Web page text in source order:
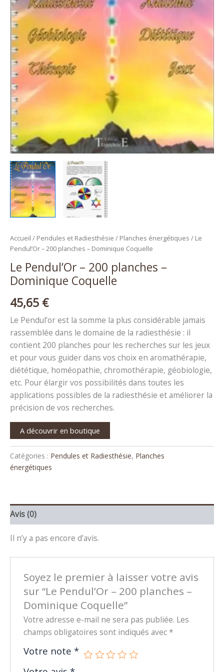
Accueil / Pendules et Radiesthésie / Planches énergétiques / Le
Pendul’Or – 200 planches – Dominique Coquelle
Le Pendul’Or – 200 planches –
Dominique Coquelle
45,65 €
Le Pendul’or est la somme la plus considérable jamais
rassemblée dans le domaine de la radiesthésie : il
contient 200 planches pour les recherches sur les jeux
et pour vous guider dans vos choix en aromathérapie,
diététique, homéopathie, chromothérapie, géobiologie,
etc. Pour élargir vos possibilités dans toutes les
applications possibles de la radiesthésie et améliorer la
précision de vos recherches.
A découvrir en boutique
Catégories : Pendules et Radiesthésie, Planches
énergétiques
Avis (0)
Il n’y a pas encore d’avis.
Soyez le premier à laisser votre avis
sur “Le Pendul’Or – 200 planches –
Dominique Coquelle”
Votre adresse e-mail ne sera pas publiée. Les
champs obligatoires sont indiqués avec*
Votre note *